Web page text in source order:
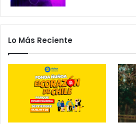
Lo Más Reciente